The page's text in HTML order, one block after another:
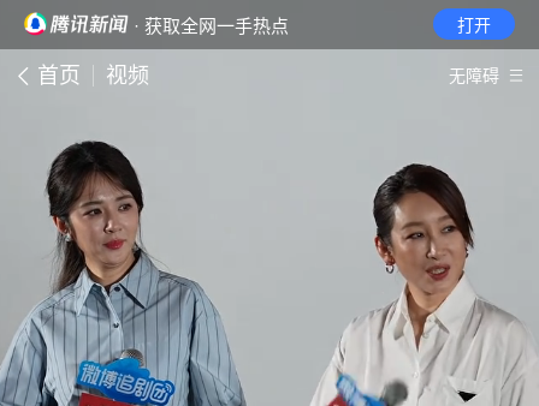
· 获取全网一手热点 打开
首页 视频 无障碍